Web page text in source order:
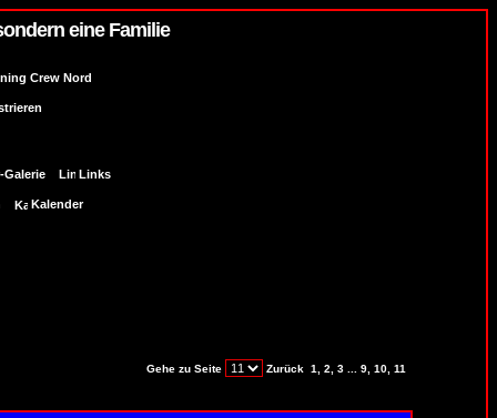
eine Familie
Crew Nord
Links
Kalender
Gehe zu Seite Zurück 1 2 3... 9, 10, 11